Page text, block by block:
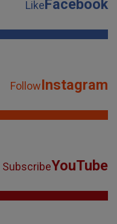
LikeFacebook
FollowInstagram
SubscribeYouTube